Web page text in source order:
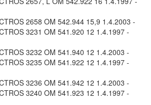
2658 OM 542.944 15,9 1.4.2003 -
3231 OM 541.920 12 1.4.1997 -
3232 OM 541.940 12 1.4.2003 -
3235 OM 541.922 12 1.4.1997 -
3236 OM 541.942 12 1.4.2003 -
3240 OM 541.923 12 1.4.1997 -